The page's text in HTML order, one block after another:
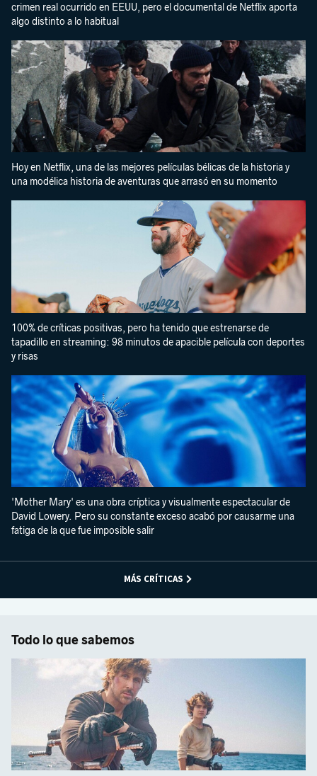
crimen real ocurrido en EEUU, pero el documental de Netflix aporta
algo distinto a lo habitual
Hoy en Netflix, una de las mejores películas bélicas de la historia y
una modélica historia de aventuras que arrasó en su momento
100% de críticas positivas, pero ha tenido que estrenarse de
tapadillo en streaming: 98 minutos de apacible película con deportes
y risas
'Mother Mary' es una obra críptica y visualmente espectacular de
David Lowery. Pero su constante exceso acabó por causarme una
fatiga de la que fue imposible salir
MÁS CRÍTICAS
Todo lo que sabemos